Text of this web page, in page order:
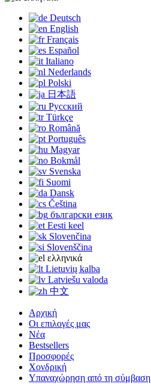
Deutsch
English
Français
Español
Italiano
Nederlands
Polski
日本語
Русский
Türkçe
Română
Português
Magyar
Bokmål
Svenska
Suomi
Dansk
Čeština
български език
Eesti keel
Slovenčina
Slovenščina
ελληνικά
Lietuvių kalba
Latviešu valoda
中文
Αρχική
Οι επιλογές μας
Νέα
Bestsellers
Προσφορές
Χονδρική
Υπαναχώρηση από τη σύμβαση